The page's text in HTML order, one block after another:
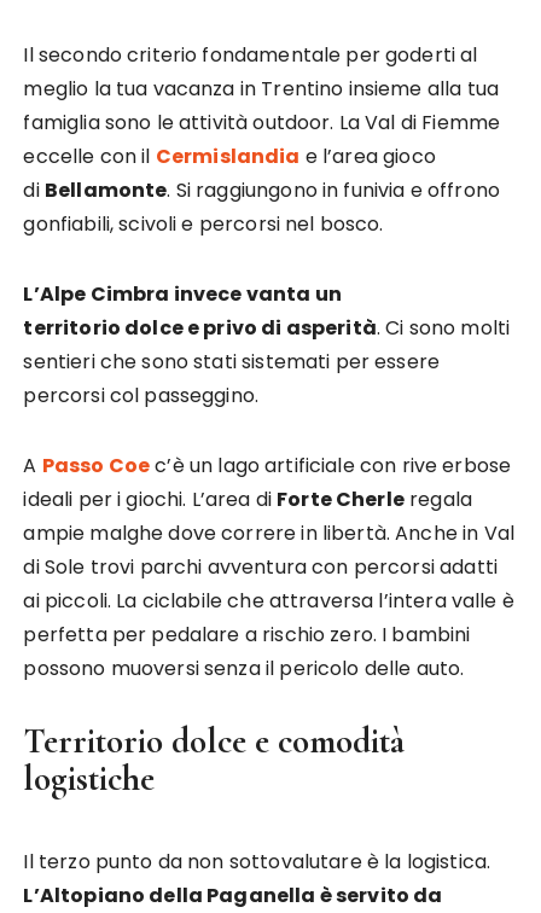
Il secondo criterio fondamentale per goderti al
meglio la tua vacanza in Trentino insieme alla tua
famiglia sono le attività outdoor. La Val di Fiemme
eccelle con il Cermislandia e l’area gioco
di Bellamonte. Si raggiungono in funivia e offrono
gonfiabili, scivoli e percorsi nel bosco.
L’Alpe Cimbra invece vanta un
territorio dolce e privo di asperità. Ci sono molti
sentieri che sono stati sistemati per essere
percorsi col passeggino.
A Passo Coec’è un lago artificiale con rive erbose
ideali per i giochi. L’area di Forte Cherleregala
ampie malghe dove correre in libertà. Anche in Val
di Sole trovi parchi avventura con percorsi adatti
ai piccoli. La ciclabile che attraversa l’intera valle è
perfetta per pedalare a rischio zero. I bambini
possono muoversi senza il pericolo delle auto.
Territorio dolce e comodità
logistiche
Il terzo punto da non sottovalutare è la logistica.
L’Altopiano della Paganella è servito da